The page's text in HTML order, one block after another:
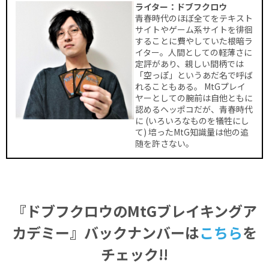
ライター：ドブフクロウ
青春時代のほぼ全てをテキスト
サイトやゲーム系サイトを徘徊
することに費やしていた根暗ラ
イター。人間としての軽薄さに
定評があり、親しい間柄では
「空っぽ」というあだ名で呼ば
れることもある。 MtGプレイ
ヤーとしての腕前は自他ともに
認めるヘッポコだが、青春時代
に (いろいろなものを犠牲にし
て) 培ったMtG知識量は他の追
随を許さない。
『ドブフクロウのMtGブレイキングア
カデミー』バックナンバーはこちらを
チェック!!